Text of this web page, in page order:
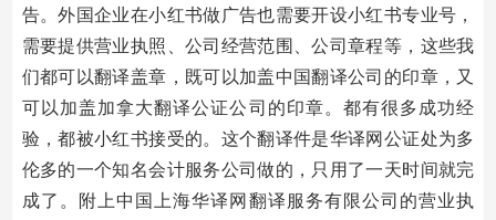
告。外国企业在小红书做广告也需要开设小红书专业号，
需要提供营业执照、公司经营范围、公司章程等，这些我
们都可以翻译盖章，既可以加盖中国翻译公司的印章，又
可以加盖加拿大翻译公证公司的印章。都有很多成功经
验，都被小红书接受的。这个翻译件是华译网公证处为多
伦多的一个知名会计服务公司做的，只用了一天时间就完
成了。附上中国上海华译网翻译服务有限公司的营业执